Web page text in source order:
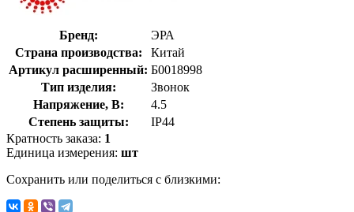
Бренд:
ЭРА
Страна производства:
Китай
Артикул расширенный: Б0018998
Тип изделия:
Звонок
Напряжение, В:
4.5
Степень защиты:
IP44
Кратность заказа: 1
Единица измерения: шт
Сохранить или поделиться с близкими: